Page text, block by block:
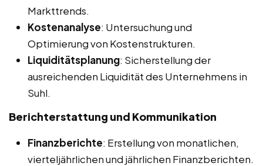
Markttrends.
Kostenanalyse: Untersuchung und
Optimierung von Kostenstrukturen.
Liquiditätsplanung: Sicherstellung der
ausreichenden Liquidität des Unternehmens in
Suhl.
Berichterstattung und Kommunikation
Finanzberichte: Erstellung von monatlichen,
vierteljährlichen und jährlichen Finanzberichten.